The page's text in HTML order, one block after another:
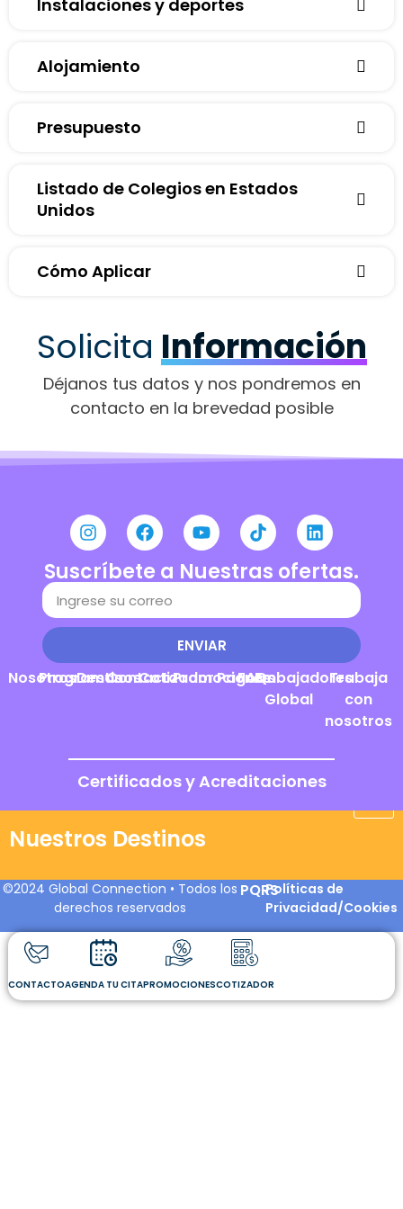
Instalaciones y deportes
Alojamiento
Presupuesto
Listado de Colegios en Estados
Unidos
Cómo Aplicar
Solicita Información
Déjanos tus datos y nos pondremos en
contacto en la brevedad posible
Suscríbete a Nuestras ofertas.
ENVIAR
Nosotros
Programas
Destinos
Contacto
Cotizador
Promociones
Pagos
FAQs
Embajadores
Global
Trabaja
con
nosotros
Certificados y Acreditaciones
Nuestros Destinos
©2024 Global Connection • Todos los
derechos reservados
PQRSPolíticas de
Privacidad/Cookies
CONTACTOAGENDA TU CITAPROMOCIONESCOTIZADOR